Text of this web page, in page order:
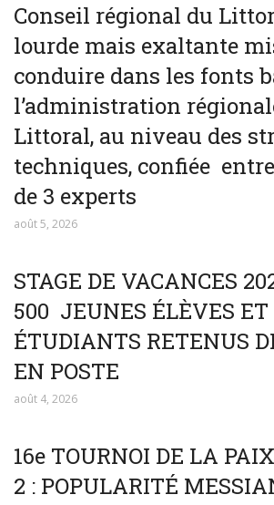
Conseil régional du
lourde mais exaltante
conduire dans les fonts
l’administration
Littoral, au niveau des
techniques, confiée
de 3 experts
août 5, 2026
STAGE DE VACANCES
500 JEUNES ÉLÈVES ET
ÉTUDIANTS RETENUS
EN POSTE
août 4, 2026
16e TOURNOI DE LA
2 : POPULARITÉ